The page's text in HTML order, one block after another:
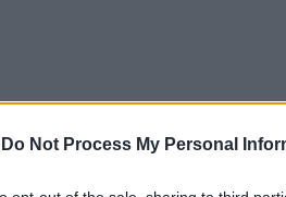
Do Not Process My Personal
να κάνουν τη διαφορά. Χωρίς
στη ρουτίνα και στον